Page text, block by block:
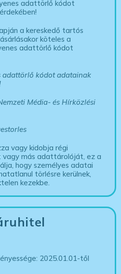
adattörlő kódot
a kereskedő tartós
köteles a
adattörlő kódot
adattörlő kódot adatainak
Média- és Hírközlési
vagy kidobja régi
más adattárolóját, ez a
hogy személyes adatai
törlésre kerülnek,
kezekbe.
2025.01.01-től